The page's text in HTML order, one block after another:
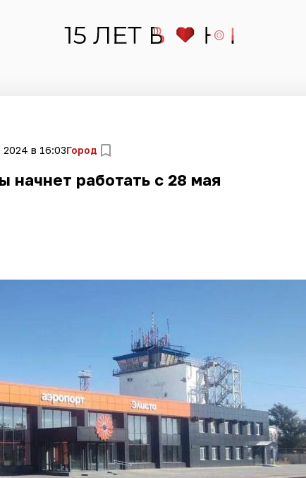
2024 в 16:03Город
начнет работать с 28 мая